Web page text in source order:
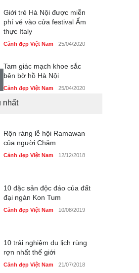
Giới trẻ Hà Nội được miễn
phí vé vào cửa festival Ẩm
thực Italy
Cảnh đẹp Việt Nam 25/04/2020
Tam giác mạch khoe sắc
bên bờ hồ Hà Nội
Cảnh đẹp Việt Nam 25/04/2020
Cảnh đẹp Việt Nam 24/04/2020
Những món ăn đồng quê
nhất
Rộn ràng lễ hội Ramawan
của người Chăm
Cảnh đẹp Việt Nam 12/12/2018
10 đặc sản độc đáo của đất
đại ngàn Kon Tum
Cảnh đẹp Việt Nam 10/08/2019
10 trải nghiệm du lịch rùng
rợn nhất thế giới
Cảnh đẹp Việt Nam 21/07/2018